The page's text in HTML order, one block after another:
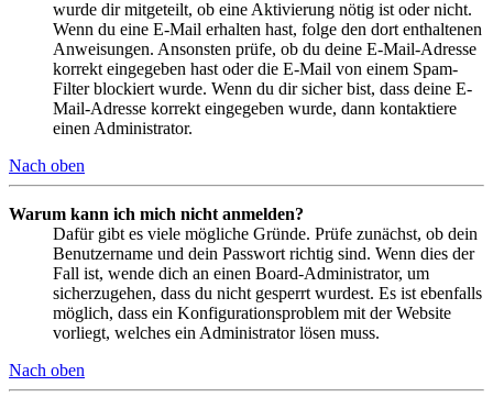
wurde dir mitgeteilt, ob eine Aktivierung nötig ist oder nicht.
Wenn du eine E-Mail erhalten hast, folge den dort enthaltenen
Anweisungen. Ansonsten prüfe, ob du deine E-Mail-Adresse
korrekt eingegeben hast oder die E-Mail von einem Spam-
Filter blockiert wurde. Wenn du dir sicher bist, dass deine E-
Mail-Adresse korrekt eingegeben wurde, dann kontaktiere
einen Administrator.
Nach oben
Warum kann ich mich nicht anmelden?
Dafür gibt es viele mögliche Gründe. Prüfe zunächst, ob dein
Benutzername und dein Passwort richtig sind. Wenn dies der
Fall ist, wende dich an einen Board-Administrator, um
sicherzugehen, dass du nicht gesperrt wurdest. Es ist ebenfalls
möglich, dass ein Konfigurationsproblem mit der Website
vorliegt, welches ein Administrator lösen muss.
Nach oben